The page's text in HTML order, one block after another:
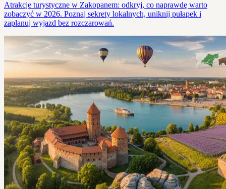
Atrakcje turystyczne w Zakopanem: odkryj, co naprawdę warto
zobaczyć w 2026. Poznaj sekrety lokalnych, uniknij pułapek i
zaplanuj wyjazd bez rozczarowań.